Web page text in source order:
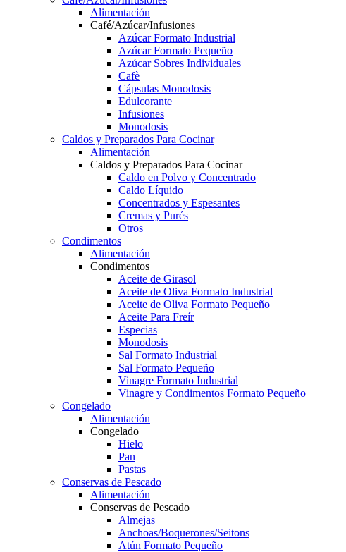
Alimentación
Café/Azúcar/Infusiones
Azúcar Formato Industrial
Azúcar Formato Pequeño
Azúcar Sobres Individuales
Cafè
Cápsulas Monodosis
Edulcorante
Infusiones
Monodosis
Caldos y Preparados Para Cocinar
Alimentación
Caldos y Preparados Para Cocinar
Caldo en Polvo y Concentrado
Caldo Líquido
Concentrados y Espesantes
Cremas y Purés
Otros
Condimentos
Alimentación
Condimentos
Aceite de Girasol
Aceite de Oliva Formato Industrial
Aceite de Oliva Formato Pequeño
Aceite Para Freír
Especias
Monodosis
Sal Formato Industrial
Sal Formato Pequeño
Vinagre Formato Industrial
Vinagre y Condimentos Formato Pequeño
Congelado
Alimentación
Congelado
Hielo
Pan
Pastas
Conservas de Pescado
Alimentación
Conservas de Pescado
Almejas
Anchoas/Boquerones/Seitons
Atún Formato Pequeño